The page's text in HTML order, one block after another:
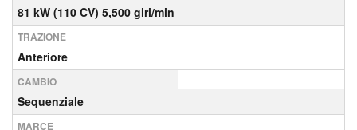
81 kW (110 CV) 5,500 giri/min
TRAZIONE
Anteriore
CAMBIO
Sequenziale
MARCE